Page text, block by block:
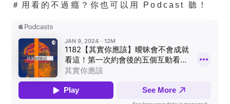
＃用看的不過癮？你也可以用 Podcast 聽！